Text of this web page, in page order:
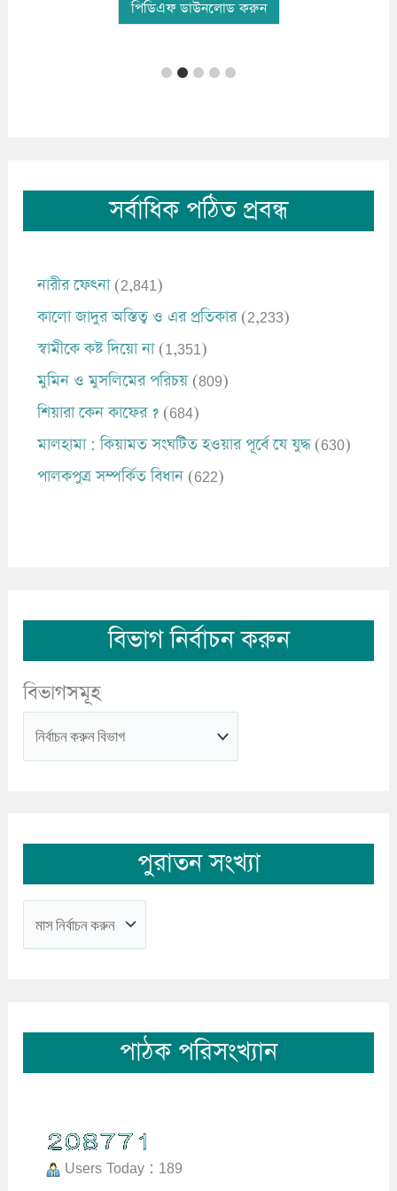
সর্বাধিক পঠিত প্রবন্ধ
নারীর ফেৎনা (2,841)
কালো জাদুর অস্তিত্ব ও এর প্রতিকার (2,233)
স্বামীকে কষ্ট দিয়ো না (1,351)
মুমিন ও মুসলিমের পরিচয় (809)
শিয়ারা কেন কাফের ? (684)
মালহামা : কিয়ামত সংঘটিত হওয়ার পূর্বে যে যুদ্ধ (630)
পালকপুত্র সম্পর্কিত বিধান (622)
বিভাগ নির্বাচন করুন
বিভাগসমূহ
পুরাতন সংখ্যা
পাঠক পরিসংখ্যান
Users Today : 189